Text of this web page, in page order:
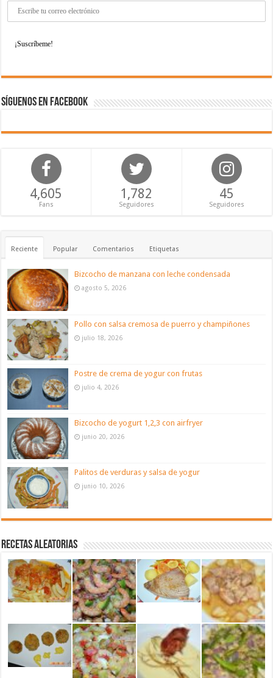
Síguenos en Facebook
4,605
Fans
1,782
Seguidores
45
Seguidores
Reciente Popular Comentarios Etiquetas
Bizcocho de manzana con leche condensada
agosto 5, 2026
Pollo con salsa cremosa de puerro y champiñones
julio 18, 2026
Postre de crema de yogur con frutas
julio 4, 2026
Bizcocho de yogurt 1,2,3 con airfryer
junio 20, 2026
Palitos de verduras y salsa de yogur
junio 10, 2026
Recetas aleatorias